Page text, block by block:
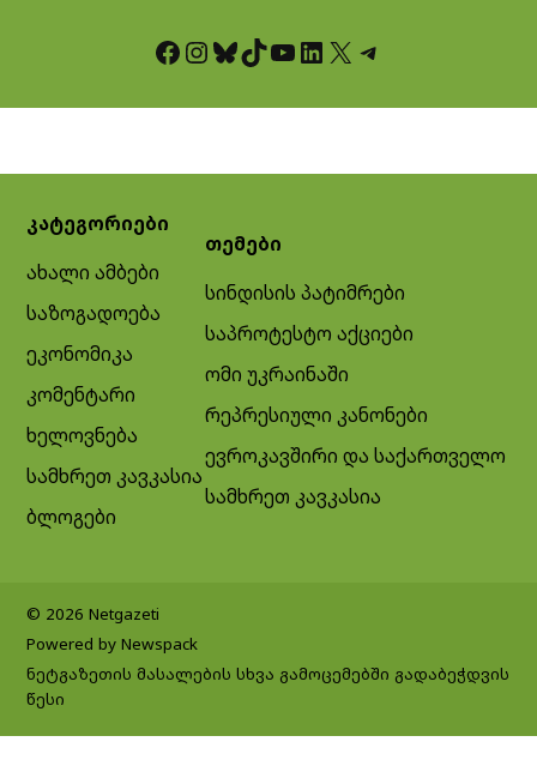
Facebook InstagramBluesky TikTok YouTube LinkedIn X Telegram
კატეგორიები
ახალი ამბები
საზოგადოება
ეკონომიკა
კომენტარი
ხელოვნება
სამხრეთ კავკასია
ბლოგები
თემები
სინდისის პატიმრები
საპროტესტო აქციები
ომი უკრაინაში
რეპრესიული კანონები
ევროკავშირი და საქართველო
სამხრეთ კავკასია
© 2026 Netgazeti
Powered by Newspack
ნეტგაზეთის მასალების სხვა გამოცემებში გადაბეჭდვის
წესი